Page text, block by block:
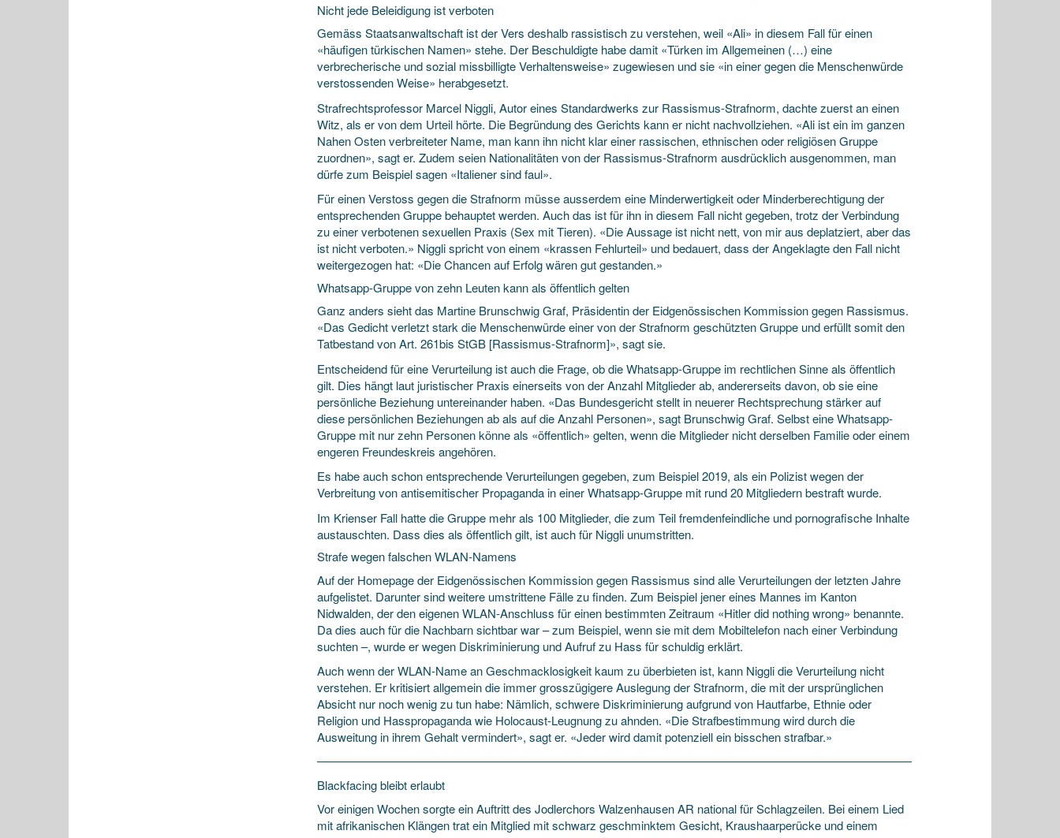
Nicht jede Beleidigung ist verboten
Gemäss Staatsanwaltschaft ist der Vers deshalb rassistisch zu verstehen, weil «Ali» in diesem Fall für einen
«häufigen türkischen Namen» stehe. Der Beschuldigte habe damit «Türken im Allgemeinen (…) eine
verbrecherische und sozial missbilligte Verhaltensweise» zugewiesen und sie «in einer gegen die Menschenwürde
verstossenden Weise» herabgesetzt.
Strafrechtsprofessor Marcel Niggli, Autor eines Standardwerks zur Rassismus-Strafnorm, dachte zuerst an einen
Witz, als er von dem Urteil hörte. Die Begründung des Gerichts kann er nicht nachvollziehen. «Ali ist ein im ganzen
Nahen Osten verbreiteter Name, man kann ihn nicht klar einer rassischen, ethnischen oder religiösen Gruppe
zuordnen», sagt er. Zudem seien Nationalitäten von der Rassismus-Strafnorm ausdrücklich ausgenommen, man
dürfe zum Beispiel sagen «Italiener sind faul».
Für einen Verstoss gegen die Strafnorm müsse ausserdem eine Minderwertigkeit oder Minderberechtigung der
entsprechenden Gruppe behauptet werden. Auch das ist für ihn in diesem Fall nicht gegeben, trotz der Verbindung
zu einer verbotenen sexuellen Praxis (Sex mit Tieren). «Die Aussage ist nicht nett, von mir aus deplatziert, aber das
ist nicht verboten.» Niggli spricht von einem «krassen Fehlurteil» und bedauert, dass der Angeklagte den Fall nicht
weitergezogen hat: «Die Chancen auf Erfolg wären gut gestanden.»
Whatsapp-Gruppe von zehn Leuten kann als öffentlich gelten
Ganz anders sieht das Martine Brunschwig Graf, Präsidentin der Eidgenössischen Kommission gegen Rassismus.
«Das Gedicht verletzt stark die Menschenwürde einer von der Strafnorm geschützten Gruppe und erfüllt somit den
Tatbestand von Art. 261bis StGB [Rassismus-Strafnorm]», sagt sie.
Entscheidend für eine Verurteilung ist auch die Frage, ob die Whatsapp-Gruppe im rechtlichen Sinne als öffentlich
gilt. Dies hängt laut juristischer Praxis einerseits von der Anzahl Mitglieder ab, andererseits davon, ob sie eine
persönliche Beziehung untereinander haben. «Das Bundesgericht stellt in neuerer Rechtsprechung stärker auf
diese persönlichen Beziehungen ab als auf die Anzahl Personen», sagt Brunschwig Graf. Selbst eine Whatsapp-
Gruppe mit nur zehn Personen könne als «öffentlich» gelten, wenn die Mitglieder nicht derselben Familie oder einem
engeren Freundeskreis angehören.
Es habe auch schon entsprechende Verurteilungen gegeben, zum Beispiel 2019, als ein Polizist wegen der
Verbreitung von antisemitischer Propaganda in einer Whatsapp-Gruppe mit rund 20 Mitgliedern bestraft wurde.
Im Krienser Fall hatte die Gruppe mehr als 100 Mitglieder, die zum Teil fremdenfeindliche und pornografische Inhalte
austauschten. Dass dies als öffentlich gilt, ist auch für Niggli unumstritten.
Strafe wegen falschen WLAN-Namens
Auf der Homepage der Eidgenössischen Kommission gegen Rassismus sind alle Verurteilungen der letzten Jahre
aufgelistet. Darunter sind weitere umstrittene Fälle zu finden. Zum Beispiel jener eines Mannes im Kanton
Nidwalden, der den eigenen WLAN-Anschluss für einen bestimmten Zeitraum «Hitler did nothing wrong» benannte.
Da dies auch für die Nachbarn sichtbar war – zum Beispiel, wenn sie mit dem Mobiltelefon nach einer Verbindung
suchten –, wurde er wegen Diskriminierung und Aufruf zu Hass für schuldig erklärt.
Auch wenn der WLAN-Name an Geschmacklosigkeit kaum zu überbieten ist, kann Niggli die Verurteilung nicht
verstehen. Er kritisiert allgemein die immer grosszügigere Auslegung der Strafnorm, die mit der ursprünglichen
Absicht nur noch wenig zu tun habe: Nämlich, schwere Diskriminierung aufgrund von Hautfarbe, Ethnie oder
Religion und Hasspropaganda wie Holocaust-Leugnung zu ahnden. «Die Strafbestimmung wird durch die
Ausweitung in ihrem Gehalt vermindert», sagt er. «Jeder wird damit potenziell ein bisschen strafbar.»
Blackfacing bleibt erlaubt
Vor einigen Wochen sorgte ein Auftritt des Jodlerchors Walzenhausen AR national für Schlagzeilen. Bei einem Lied
mit afrikanischen Klängen trat ein Mitglied mit schwarz geschminktem Gesicht, Kraushaarperücke und einem